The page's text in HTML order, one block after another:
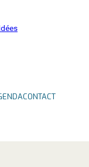
CONTACT